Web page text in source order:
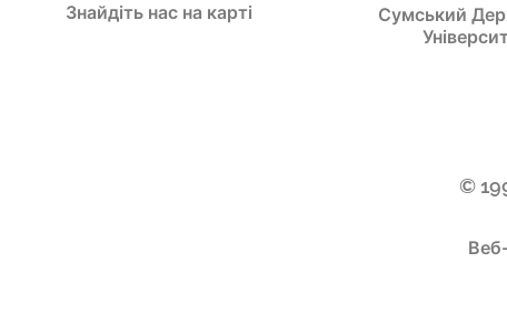
Знайдіть нас на карті
Сумський
©